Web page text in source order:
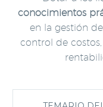
conocimientos
en la gestión
control de